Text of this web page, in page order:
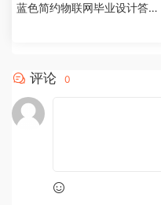
蓝色简约物联网毕业设计答辩P
评论 0